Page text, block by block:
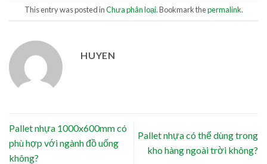
This entry was posted inChưa phân loại. Bookmark thepermalink.
HUYEN
Pallet nhựa 1000x600mm có
phù hợp với ngành đồ uống
không?
Pallet nhựa có thể dùng trong
kho hàng ngoài trời không?